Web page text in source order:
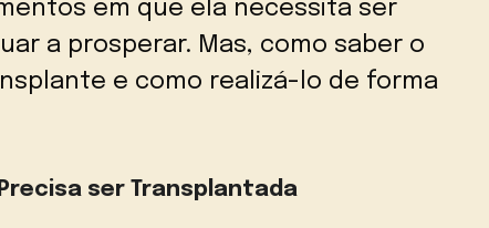
em que ela necessita ser
a prosperar. Mas, como saber o
e como realizá-lo de forma
ser Transplantada